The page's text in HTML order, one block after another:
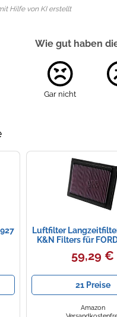
Hilfe von KI erstellt
Wie gut haben
Gar nicht
Luftfilter
K&N Filters für
59,29 €
21 Preise
Amazon